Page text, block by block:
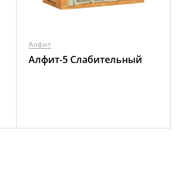
Алфит
Алфит-5 Слабительный